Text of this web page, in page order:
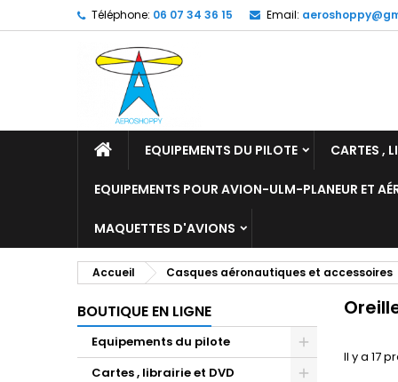
Téléphone: 06 07 34 36 15 Email:
EQUIPEMENTS DU PILOTE CARTES ,
EQUIPEMENTS POUR AVION-ULM-PLANEUR ET
MAQUETTES D'AVIONS
Accueil Casques aéronautiques et accessoires
BOUTIQUE EN LIGNE
Equipements du pilote
Cartes , librairie et DVD
Il y a 17